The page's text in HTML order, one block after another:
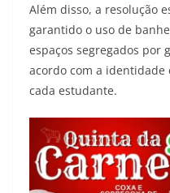
Além disso, a resolução
garantido o uso de
espaços segregados por
acordo com a identidade
cada estudante.